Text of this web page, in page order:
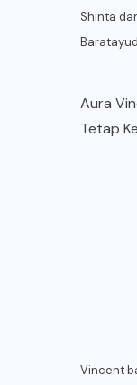
Shinta
Aura
Tetap
Vincent